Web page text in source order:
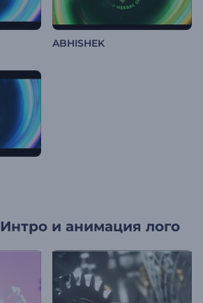
ABHISHEK
Интро и анимация лого